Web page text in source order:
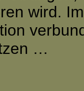
wird.
…